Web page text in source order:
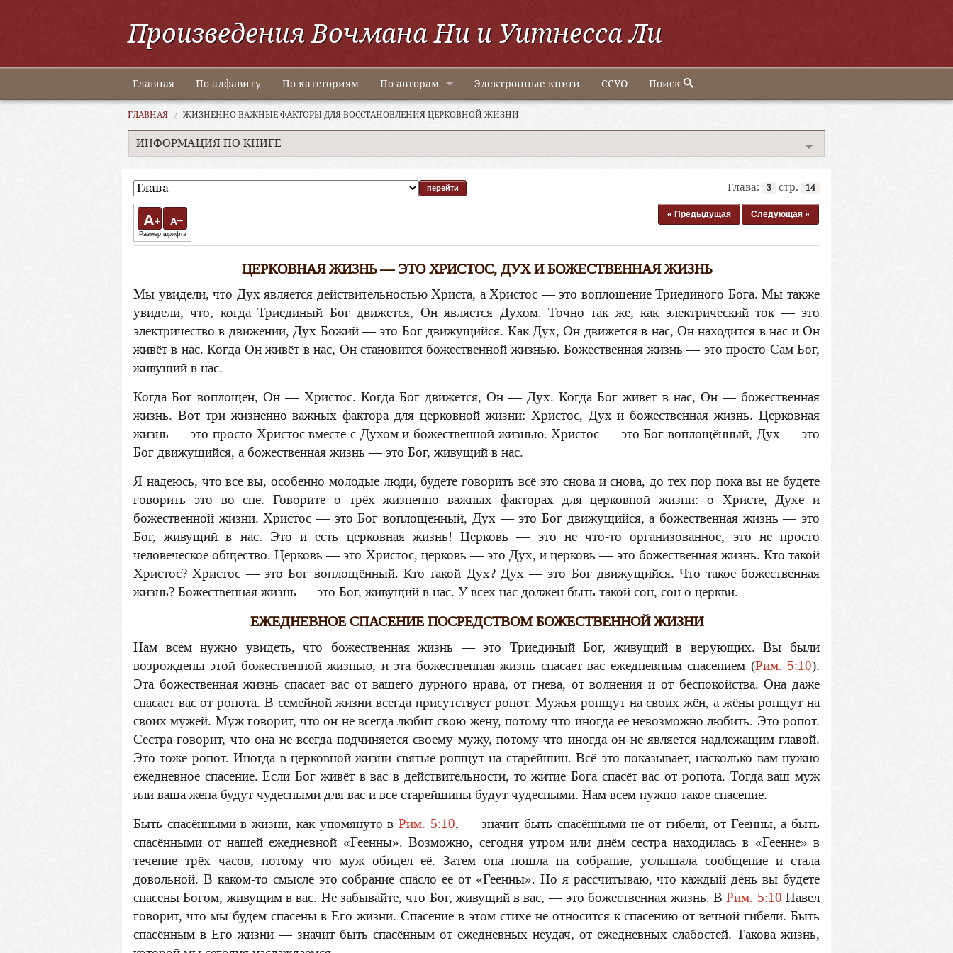
Произведения Вочмана Ни и Уитнесса Ли
Главная По алфавиту По категориям По авторам Электронные книги ССУО Поиск
ГЛАВНАЯ ЖИЗНЕННО ВАЖНЫЕ ФАКТОРЫ ДЛЯ ВОССТАНОВЛЕНИЯ ЦЕРКОВНОЙ ЖИЗНИ
ИНФОРМАЦИЯ ПО КНИГЕ
Глава: 3 стр. 14
A A
Размер шрифта
« Предыдущая Следующая »
ЦЕРКОВНАЯ ЖИЗНЬ — ЭТО ХРИСТОС, ДУХ И БОЖЕСТВЕННАЯ ЖИЗНЬ
Мы увидели, что Дух является действительностью Христа, а Христос — это воплощение Триединого Бога. Мы также
увидели, что, когда Триединый Бог движется, Он является Духом. Точно так же, как электрический ток — это
электричество в движении, Дух Божий — это Бог движущийся. Как Дух, Он движется в нас, Он находится в нас и Он
живёт в нас. Когда Он живёт в нас, Он становится божественной жизнью. Божественная жизнь — это просто Сам Бог,
живущий в нас.
Когда Бог воплощён, Он — Христос. Когда Бог движется, Он — Дух. Когда Бог живёт в нас, Он — божественная
жизнь. Вот три жизненно важных фактора для церковной жизни: Христос, Дух и божественная жизнь. Церковная
жизнь — это просто Христос вместе с Духом и божественной жизнью. Христос — это Бог воплощённый, Дух — это
Бог движущийся, а божественная жизнь — это Бог, живущий в нас.
Я надеюсь, что все вы, особенно молодые люди, будете говорить всё это снова и снова, до тех пор пока вы не будете
говорить это во сне. Говорите о трёх жизненно важных факторах для церковной жизни: о Христе, Духе и
божественной жизни. Христос — это Бог воплощённый, Дух — это Бог движущийся, а божественная жизнь — это
Бог, живущий в нас. Это и есть церковная жизнь! Церковь — это не что-то организованное, это не просто
человеческое общество. Церковь — это Христос, церковь — это Дух, и церковь — это божественная жизнь. Кто такой
Христос? Христос — это Бог воплощённый. Кто такой Дух? Дух — это Бог движущийся. Что такое божественная
жизнь? Божественная жизнь — это Бог, живущий в нас. У всех нас должен быть такой сон, сон о церкви.
ЕЖЕДНЕВНОЕ СПАСЕНИЕ ПОСРЕДСТВОМ БОЖЕСТВЕННОЙ ЖИЗНИ
Нам всем нужно увидеть, что божественная жизнь — это Триединый Бог, живущий в верующих. Вы были
возрождены этой божественной жизнью, и эта божественная жизнь спасает вас ежедневным спасением (Рим. 5:10).
Эта божественная жизнь спасает вас от вашего дурного нрава, от гнева, от волнения и от беспокойства. Она даже
спасает вас от ропота. В семейной жизни всегда присутствует ропот. Мужья ропщут на своих жён, а жёны ропщут на
своих мужей. Муж говорит, что он не всегда любит свою жену, потому что иногда её невозможно любить. Это ропот.
Сестра говорит, что она не всегда подчиняется своему мужу, потому что иногда он не является надлежащим главой.
Это тоже ропот. Иногда в церковной жизни святые ропщут на старейшин. Всё это показывает, насколько вам нужно
ежедневное спасение. Если Бог живёт в вас в действительности, то житие Бога спасёт вас от ропота. Тогда ваш муж
или ваша жена будут чудесными для вас и все старейшины будут чудесными. Нам всем нужно такое спасение.
Быть спасёнными в жизни, как упомянуто вРим. 5:10, — значит быть спасёнными не от гибели, от Геенны, а быть
спасёнными от нашей ежедневной «Геенны». Возможно, сегодня утром или днём сестра находилась в «Геенне» в
течение трёх часов, потому что муж обидел её. Затем она пошла на собрание, услышала сообщение и стала
довольной. В каком-то смысле это собрание спасло её от «Геенны». Но я рассчитываю, что каждый день вы будете
спасены Богом, живущим в вас. Не забывайте, что Бог, живущий в вас, — это божественная жизнь. ВРим. 5:10 Павел
говорит, что мы будем спасены в Его жизни. Спасение в этом стихе не относится к спасению от вечной гибели. Быть
спасённым в Его жизни — значит быть спасённым от ежедневных неудач, от ежедневных слабостей. Такова жизнь,